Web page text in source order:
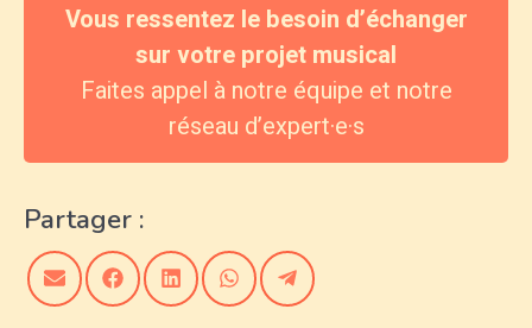
Vous ressentez le besoin d’échanger
sur votre projet musical
Faites appel à notre équipe et notre
réseau d’expert·e·s
Partager :
Share
on
Email
Share
on
Facebook
Share
on
LinkedIn
Share
on
WhatsApp
Share
on
Telegram